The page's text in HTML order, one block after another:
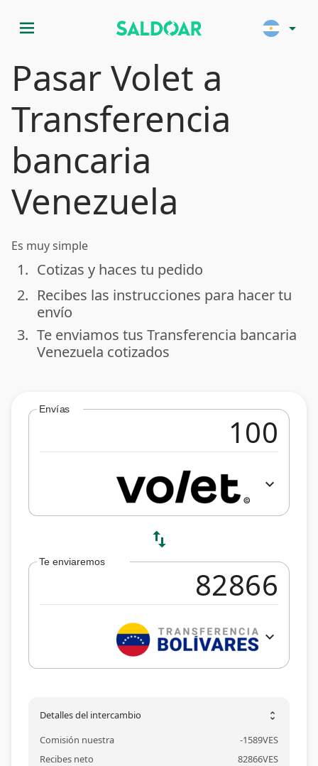
menu arrow_drop_down
Pasar Volet a
Transferencia
bancaria
Venezuela
Es muy simple
done
1. Cotizas y haces tu pedido
done
2. Recibes las instrucciones para hacer tu
envío
done
3. Te enviamos tus Transferencia bancaria
Venezuela cotizados
Envías
expand_more
swap_vert
Te enviaremos
expand_more
Detalles del intercambio unfold_more
Comisión nuestra -1589VES
Recibes neto
82866VES